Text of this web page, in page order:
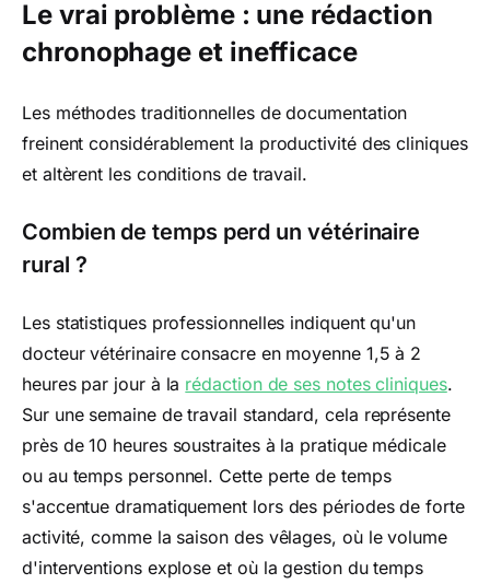
Le vrai problème : une rédaction
chronophage et inefficace
Les méthodes traditionnelles de documentation
freinent considérablement la productivité des cliniques
et altèrent les conditions de travail.
Combien de temps perd un vétérinaire
rural ?
Les statistiques professionnelles indiquent qu'un
docteur vétérinaire consacre en moyenne 1,5 à 2
heures par jour à la rédaction de ses notes cliniques.
Sur une semaine de travail standard, cela représente
près de 10 heures soustraites à la pratique médicale
ou au temps personnel. Cette perte de temps
s'accentue dramatiquement lors des périodes de forte
activité, comme la saison des vêlages, où le volume
d'interventions explose et où la gestion du temps